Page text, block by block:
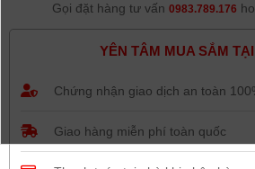
Gọi đặt hàng tư vấn 0983.789.176
YÊN TÂM MUA SẮM
Chứng nhận giao dịch an toàn
Giao hàng miễn phí toàn quốc